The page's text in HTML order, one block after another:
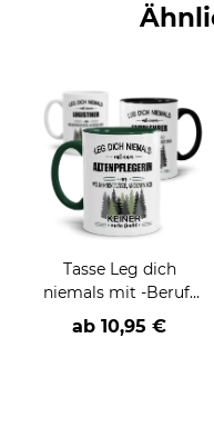
Tasse Leg dich
niemals mit -Beruf-
an
ab 10,95 €